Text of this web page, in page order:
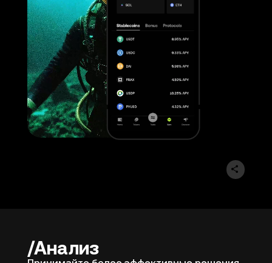
Анализ